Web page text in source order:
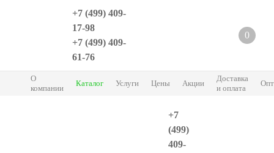
+7 (499) 409-
17-98
+7 (499) 409-
61-76
0
О
компании
Каталог Услуги Цены Акции
Доставка
и оплата
+7
(499)
409-